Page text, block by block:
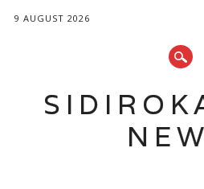
9 AUGUST 2026